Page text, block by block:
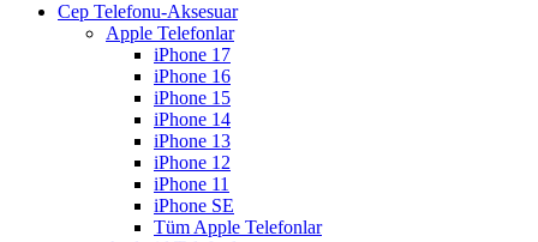
Cep Telefonu-Aksesuar
Apple Telefonlar
iPhone 17
iPhone 16
iPhone 15
iPhone 14
iPhone 13
iPhone 12
iPhone 11
iPhone SE
Tüm Apple Telefonlar